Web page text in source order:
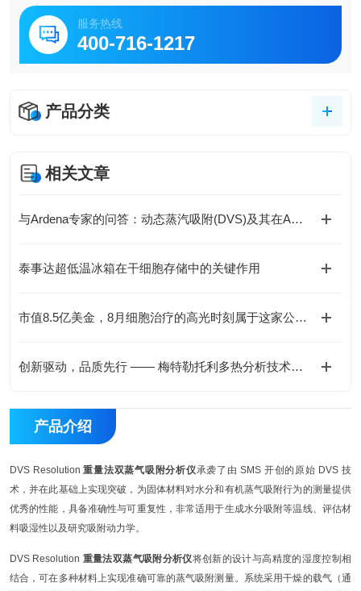
服务热线
400-716-1217
产品分类
相关文章
与Ardena专家的问答：动态蒸汽吸附(DVS)及其在API特征
泰事达超低温冰箱在干细胞存储中的关键作用
市值8.5亿美金，8月细胞治疗的高光时刻属于这家公司！
创新驱动，品质先行 —— 梅特勒托利多热分析技术护航锂电产业新征程
产品介绍
DVS Resolution重量法双蒸气吸附分析仪承袭了由 SMS 开创的原始 DVS 技
术，并在此基础上实现突破，为固体材料对水分和有机蒸气吸附行为的测量提供
优秀的性能，具备准确性与可重复性，非常适用于生成水分吸附等温线、评估材
料吸湿性以及研究吸附动力学。
DVS Resolution 重量法双蒸气吸附分析仪将创新的设计与高精度的湿度控制相
结合，可在多种材料上实现准确可靠的蒸气吸附测量。系统采用干燥的载气（通